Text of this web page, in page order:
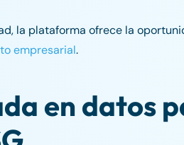
la plataforma ofrece la
empresarial.
en datos